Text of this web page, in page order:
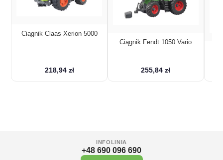
Ciągnik Claas Xerion 5000
218,94 zł
Ciągnik Fendt 1050 Vario
255,84 zł
INFOLINIA
+48 690 096 690